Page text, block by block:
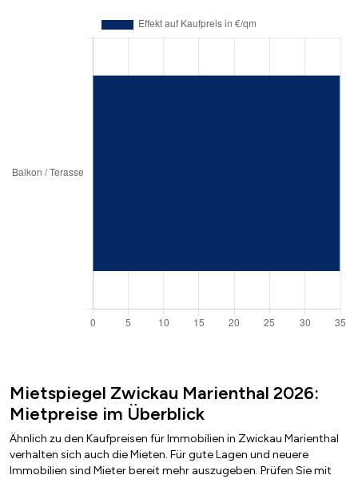
Mietspiegel Zwickau Marienthal 2026:
Mietpreise im Überblick
Ähnlich zu den Kaufpreisen für Immobilien in Zwickau Marienthal
verhalten sich auch die Mieten. Für gute Lagen und neuere
Immobilien sind Mieter bereit mehr auszugeben. Prüfen Sie mit